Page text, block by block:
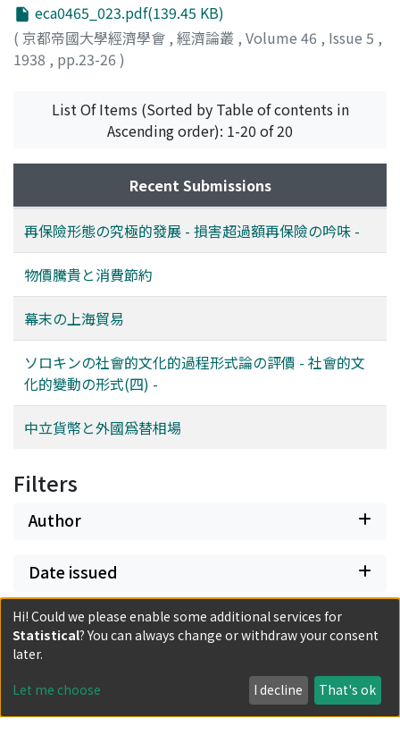
eca0465_023.pdf(139.45 KB)
( 京都帝國大學經濟學會 , 經濟論叢 , Volume 46 , Issue 5 ,
1938 , pp.23-26 )
List Of Items (Sorted by Table of contents in
Ascending order): 1-20 of 20
Recent Submissions
再保險形態の究極的發展 - 損害超過額再保險の吟味 -
物價騰貴と消費節約
幕末の上海貿易
ソロキンの社會的文化的過程形式論の評價 - 社會的文
化的變動の形式(四) -
中立貨幣と外國爲替相場
Filters
Author
Date issued
Classification
Hi! Could we please enable some additional services for
Statistical? You can always change or withdraw your consent
later.
Let me choose I decline That's ok